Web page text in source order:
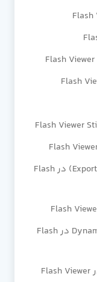
آموزش خروجی گرفتن از گزارشات (Exporting) در Flash
آموزش قابلیت Dynamic Sorting, Drill-Down در Flash
آموزش ارسال گزارش از طریق Email در Flash Viewer